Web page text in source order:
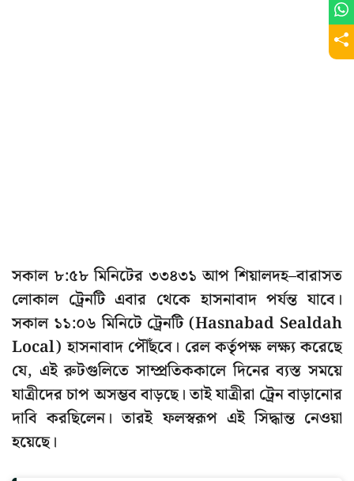
সকাল ৮:৫৮ মিনিটের ৩৩৪৩১ আপ শিয়ালদহ–বারাসত
লোকাল ট্রেনটি এবার থেকে হাসনাবাদ পর্যন্ত যাবে।
সকাল ১১:০৬ মিনিটে ট্রেনটি (Hasnabad Sealdah
Local) হাসনাবাদ পৌঁছবে। রেল কর্তৃপক্ষ লক্ষ্য করেছে
যে, এই রুটগুলিতে সাম্প্রতিককালে দিনের ব্যস্ত সময়ে
যাত্রীদের চাপ অসম্ভব বাড়ছে। তাই যাত্রীরা ট্রেন বাড়ানোর
দাবি করছিলেন। তারই ফলস্বরূপ এই সিদ্ধান্ত নেওয়া
হয়েছে।